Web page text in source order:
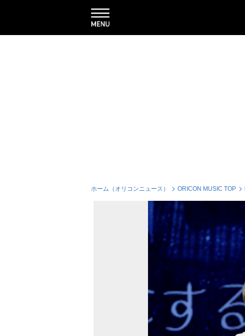
ホーム（オリコンニュース） ORICON MUSIC TOP